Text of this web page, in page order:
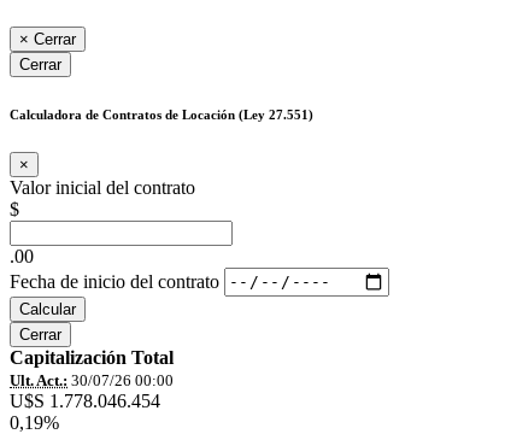
× Cerrar
Cerrar
Calculadora de Contratos de Locación (Ley 27.551)
×
Valor inicial del contrato
$
.00
Fecha de inicio del contrato
Calcular
Cerrar
Capitalización Total
Ult. Act.: 30/07/26 00:00
U$S 1.778.046.454
0,19%